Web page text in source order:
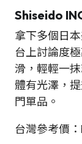
Shiseido
拿下多個日
台上討論度
滑，輕輕一
體有光澤，
門單品。
台灣參考價